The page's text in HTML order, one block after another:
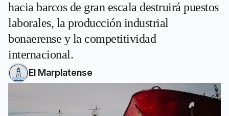
hacia barcos de gran escala destruirá puestos
laborales, la producción industrial
bonaerense y la competitividad
internacional.
El Marplatense